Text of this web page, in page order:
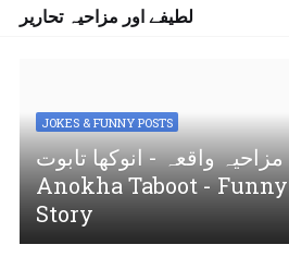
لطیفے اور مزاحیہ تحاریر
JOKES & FUNNY POSTS
مزاحیہ واقعہ - انوکھا تابوت -
Anokha Taboot - Funny
Story